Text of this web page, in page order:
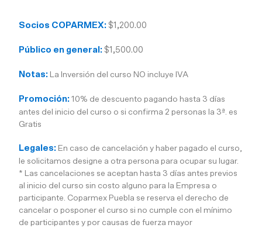
Socios COPARMEX: $1,200.00
Público en general: $1,500.00
Notas: La Inversión del curso NO incluye IVA
Promoción: 10% de descuento pagando hasta 3 días
antes del inicio del curso o si confirma 2 personas la 3ª. es
Gratis
Legales: En caso de cancelación y haber pagado el curso,
le solicitamos designe a otra persona para ocupar su lugar.
* Las cancelaciones se aceptan hasta 3 días antes previos
al inicio del curso sin costo alguno para la Empresa o
participante. Coparmex Puebla se reserva el derecho de
cancelar o posponer el curso si no cumple con el mínimo
de participantes y por causas de fuerza mayor